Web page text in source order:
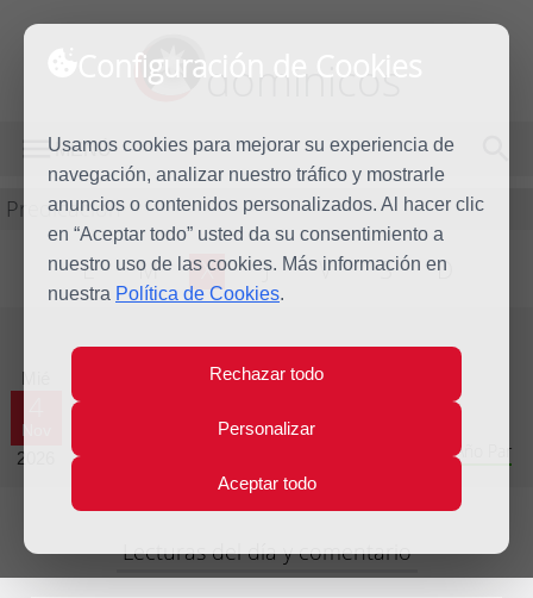
Configuración de Cookies
Usamos cookies para mejorar su experiencia de
navegación, analizar nuestro tráfico y mostrarle
anuncios o contenidos personalizados. Al hacer clic
en “Aceptar todo” usted da su consentimiento a
nuestro uso de las cookies. Más información en
nuestra Política de Cookies.
Rechazar todo
Personalizar
Aceptar todo
dominicos
MENÚ
Predicación
L M X J V S D
Mié
Nov
2026
Evangelio del día
Trigésimo primera semana del Tiempo Ordinario - Año Par
Lecturas del día y comentario